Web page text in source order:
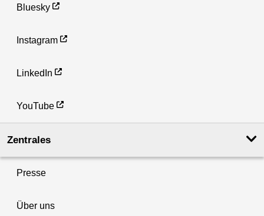
Bluesky
Instagram
LinkedIn
YouTube
Zentrales
Presse
Über uns